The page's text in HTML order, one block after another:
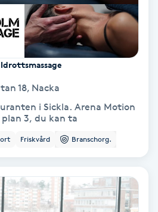
18, Nacka
Sickla. Arena Motion
& Rehabs lokaler, på plan 3, du kan ta
Friskvård Branschorg.